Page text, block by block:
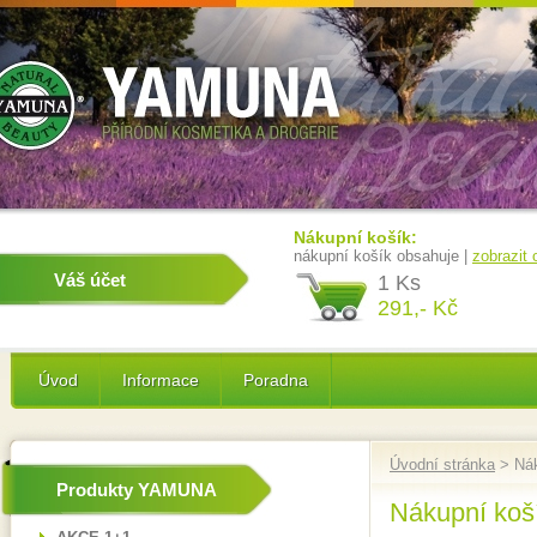
Váš účet
Nákupní košík:
nákupní košík obsahuje | zobrazit
1 Ks
291,- Kč
Úvod Informace Poradna
Produkty YAMUNA
Úvodní stránka >
Nákupní